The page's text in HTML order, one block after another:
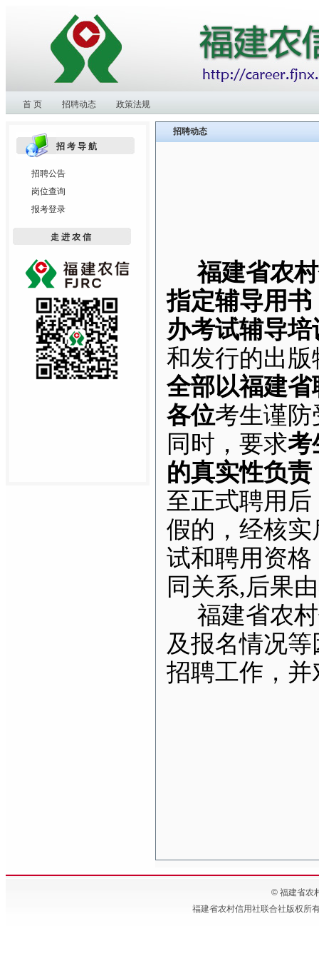
首 页 招聘动态 政策法规
招考导航
招聘公告
岗位查询
报考登录
走进农信
招聘动态
福建省农
指定辅导用
办考试辅导培
和发行的出
全部以福建
各位考生谨
同时，要求考
的真实性负责
至正式聘用
假的，经核
试和聘用资
同关系,后果
福建省农
及报名情况
招聘工作，
© 福建省农
福建省农村信用社联合社版权所